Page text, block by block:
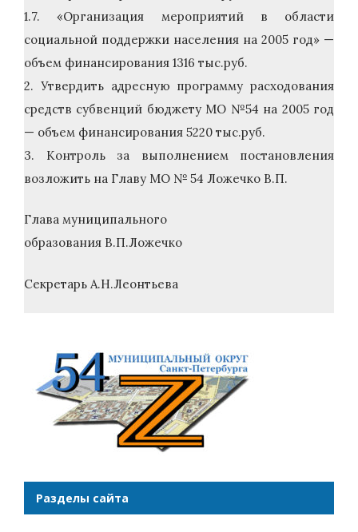
1.7. «Организация мероприятий в области
социальной поддержки населения на 2005 год» —
объем финансирования 1316 тыс.руб.
2. Утвердить адресную программу расходования
средств субвенций бюджету МО №54 на 2005 год
— объем финансирования 5220 тыс.руб.
3. Контроль за выполнением постановления
возложить на Главу МО № 54 Ложечко В.П.
Глава муниципального
образования В.П.Ложечко
Секретарь А.Н.Леонтьева
Разделы сайта